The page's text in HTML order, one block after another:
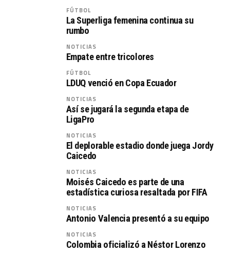
FÚTBOL
La Superliga femenina continua su
rumbo
NOTICIAS
Empate entre tricolores
FÚTBOL
LDUQ venció en Copa Ecuador
NOTICIAS
Así se jugará la segunda etapa de
LigaPro
NOTICIAS
El deplorable estadio donde juega Jordy
Caicedo
NOTICIAS
Moisés Caicedo es parte de una
estadística curiosa resaltada por FIFA
NOTICIAS
Antonio Valencia presentó a su equipo
NOTICIAS
Colombia oficializó a Néstor Lorenzo